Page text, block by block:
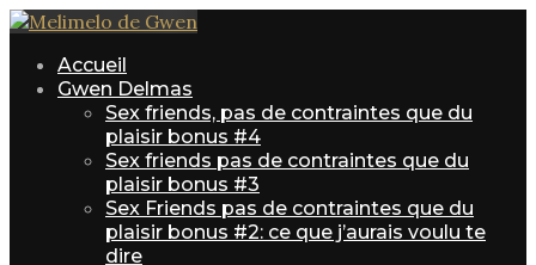
Accueil
Gwen Delmas
Sex friends, pas de contraintes que du
plaisir bonus #4
Sex friends pas de contraintes que du
plaisir bonus #3
Sex Friends pas de contraintes que du
plaisir bonus #2: ce que j’aurais voulu te
dire